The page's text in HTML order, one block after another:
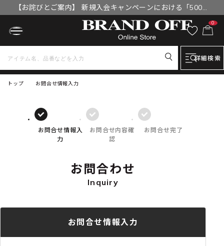
【お詫びとご案内】 新規入会キャンペーンにおける「500円
OFFクーポン」付与漏れと補填について
0
詳細検索
トップ お問合せ情報入力
お問合せ情報入
力
お問合せ内容確
認
お問合せ完了
お問合わせ
Inquiry
お問合せ情報入力